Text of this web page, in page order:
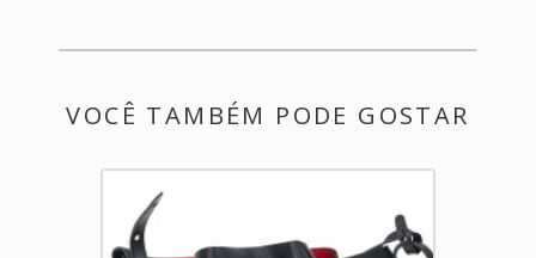
VOCÊ TAMBÉM PODE GOSTAR